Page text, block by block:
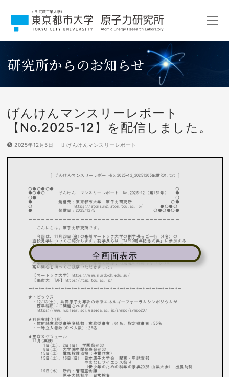
研究所からのお知らせ
げんけんマンスリーレポート
【No.2025-12】を配信しました。
2025年12月5日 げんけんマンスリーレポート
全画面表示